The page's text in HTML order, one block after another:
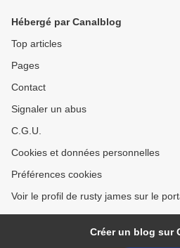
Hébergé par Canalblog
Top articles
Pages
Contact
Signaler un abus
C.G.U.
Cookies et données personnelles
Préférences cookies
Voir le profil de rusty james sur le
Créer un blog sur